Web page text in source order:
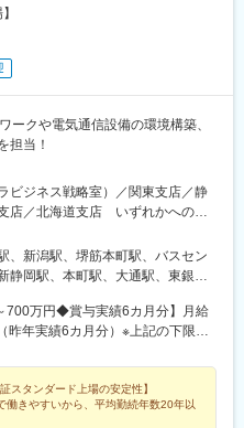
ークや電気通信設備の環境構築、
担当！
ビジネス戦略室）／関東支店／静
店／北海道支店 いずれかへの配
した場合、1年間は近県の支店勤
煙対策措置：あり
、新潟駅、堺筋本町駅、バスセン
静岡駅、本町駅、大通駅、東銀座
700万円◆賞与実績6カ月分】月給
昨年実績6カ月分）※上記の下限額
は含んでおりません
スタンダード上場の安定性】
働きやすいから、平均勤続年数20年以